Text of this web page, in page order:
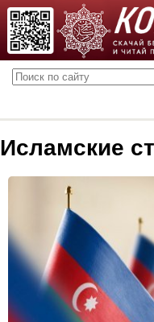
Исламские